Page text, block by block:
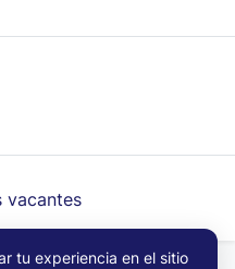
vacantes
tu experiencia en el sitio